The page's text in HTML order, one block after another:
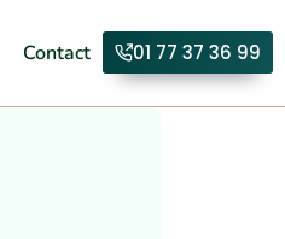
Contact 01 77 37 36 99